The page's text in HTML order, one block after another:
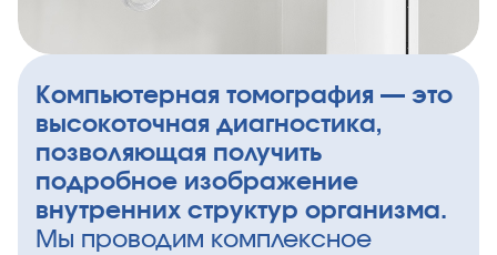
Компьютерная томография — это
высокоточная диагностика,
позволяющая получить
подробное изображение
внутренних структур организма.
Мы проводим комплексное